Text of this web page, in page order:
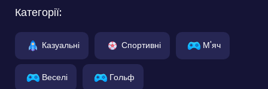
Категорії:
Казуальні Спортивні М'яч
Веселі Гольф